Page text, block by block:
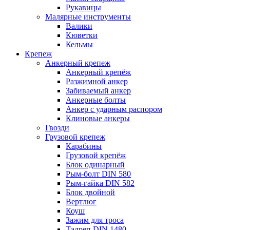
Рукавицы
Малярные инструменты
Валики
Кюветки
Кельмы
Крепеж
Анкерный крепеж
Анкерный крепёж
Разжимной анкер
Забиваемый анкер
Анкерные болты
Анкер с ударным распором
Клиновые анкеры
Гвозди
Грузовой крепеж
Карабины
Грузовой крепёж
Блок одинарный
Рым-болт DIN 580
Рым-гайка DIN 582
Блок двойной
Вертлюг
Коуш
Зажим для троса